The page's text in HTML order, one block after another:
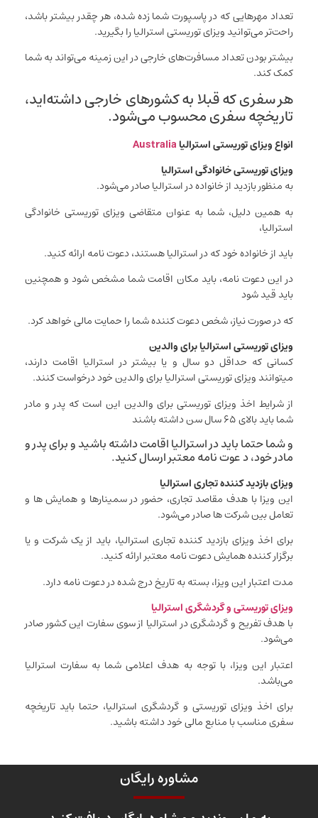
تعداد مهر‌هایی که در پاسپورت شما زده شده، هر چقدر بیشتر باشد،
راحت‌تر می‌توانید ویزای توریستی استرالیا را بگیرید.
بیشتر بودن تعداد مسافرت‌های خارجی در این زمینه می‌تواند به شما
کمک کند.
هر سفری که قبلا به کشور‌های خارجی داشته‌اید،
تاریخچه سفری محسوب می‌شود.
انواع ویزای توریستی استرالیاAustralia
ویزای توریستی خانوادگی استرالیا
به منظور بازدید از خانواده در استرالیا صادر می‌شود.
به همین دلیل، شما به عنوان متقاضی ویزای توریستی خانوادگی
استرالیا،
باید از خانواده خود که در استرالیا هستند، دعوت نامه ارائه کنید.
در این دعوت نامه، باید مکان اقامت شما مشخص شود و همچنین
باید قید شود
که در صورت نیاز، شخص دعوت کننده شما را حمایت مالی خواهد کرد.
ویزای توریستی استرالیا برای والدین
کسانی که حداقل دو سال و یا بیشتر در استرالیا اقامت دارند،
میتوانند ویزای توریستی استرالیا برای والدین خود درخواست کنند.
از شرایط اخذ ویزای توریستی برای والدین این است که پدر و مادر
شما باید بالای ۶۵ سال سن داشته باشند
و شما حتما باید در استرالیا اقامت داشته باشید و برای پدر و
مادر خود، د عوت نامه معتبر ارسال کنید.
ویزای بازدید کننده تجاری استرالیا
این ویزا با هدف مقاصد تجاری، حضور در سمینار‌ها و همایش ها و
تعامل بین شرکت ها صادر می‌شود.
برای اخذ ویزای بازدید کننده تجاری استرالیا، باید از یک شرکت و یا
برگزار کننده همایش دعوت نامه معتبر ارائه کنید.
مدت اعتبار این ویزا، بسته به تاریخ درج شده در دعوت نامه دارد.
ویزای توریستی و گردشگری استرالیا
با هدف تفریح و گردشگری در استرالیا از سوی سفارت این کشور صادر
می‌شود.
اعتبار این ویزا، با توجه به هدف اعلامی شما به سفارت استرالیا
می‌باشد.
برای اخذ ویزای توریستی و گردشگری استرالیا، حتما باید تاریخچه
سفری مناسب با منابع مالی خود داشته باشید.
مشاوره رایگان